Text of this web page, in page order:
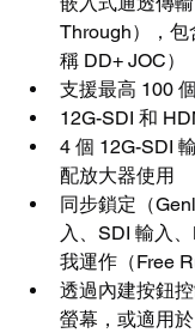
Through），包
稱 DD+ JOC）
支援最高 100
12G-SDI 和
4 個 12G-SDI
配放大器使用
同步鎖定（
入、SDI 輸入
我運作（Free
透過內建按鈕
螢幕，或適用